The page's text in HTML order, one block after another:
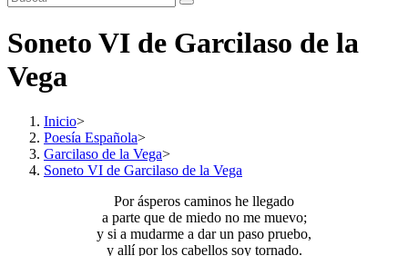
Soneto VI de Garcilaso de la
Vega
Inicio>
Poesía Española>
Garcilaso de la Vega>
Soneto VI de Garcilaso de la Vega
Por ásperos caminos he llegado
a parte que de miedo no me muevo;
y si a mudarme a dar un paso pruebo,
y allí por los cabellos soy tornado.